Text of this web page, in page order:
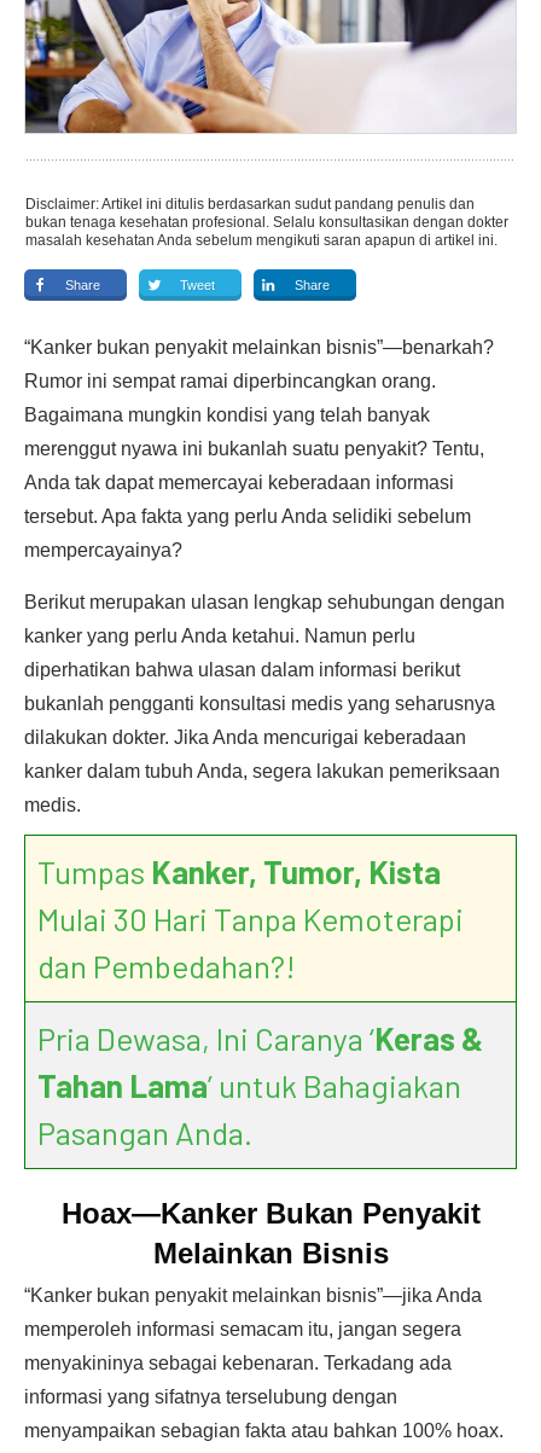
Disclaimer: Artikel ini ditulis berdasarkan sudut pandang penulis dan
bukan tenaga kesehatan profesional. Selalu konsultasikan dengan dokter
masalah kesehatan Anda sebelum mengikuti saran apapun di artikel ini.
Share Tweet Share
“Kanker bukan penyakit melainkan bisnis”—benarkah?
Rumor ini sempat ramai diperbincangkan orang.
Bagaimana mungkin kondisi yang telah banyak
merenggut nyawa ini bukanlah suatu penyakit? Tentu,
Anda tak dapat memercayai keberadaan informasi
tersebut. Apa fakta yang perlu Anda selidiki sebelum
mempercayainya?
Berikut merupakan ulasan lengkap sehubungan dengan
kanker yang perlu Anda ketahui. Namun perlu
diperhatikan bahwa ulasan dalam informasi berikut
bukanlah pengganti konsultasi medis yang seharusnya
dilakukan dokter. Jika Anda mencurigai keberadaan
kanker dalam tubuh Anda, segera lakukan pemeriksaan
medis.
Tumpas Kanker, Tumor, Kista
Mulai 30 Hari Tanpa Kemoterapi
dan Pembedahan?!
Pria Dewasa, Ini Caranya ‘Keras &
Tahan Lama’ untuk Bahagiakan
Pasangan Anda.
Hoax—Kanker Bukan Penyakit
Melainkan Bisnis
“Kanker bukan penyakit melainkan bisnis”—jika Anda
memperoleh informasi semacam itu, jangan segera
menyakininya sebagai kebenaran. Terkadang ada
informasi yang sifatnya terselubung dengan
menyampaikan sebagian fakta atau bahkan 100% hoax.